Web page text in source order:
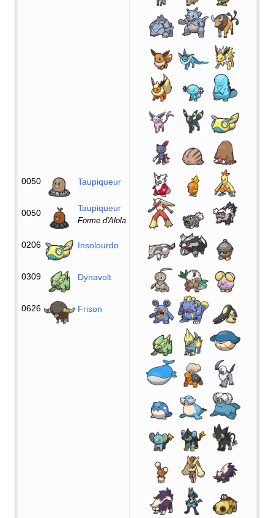
0050 Taupiqueur
0050 Taupiqueur
Forme d'Alola
0206 Insolourdo
0309 Dynavolt
0626 Frison